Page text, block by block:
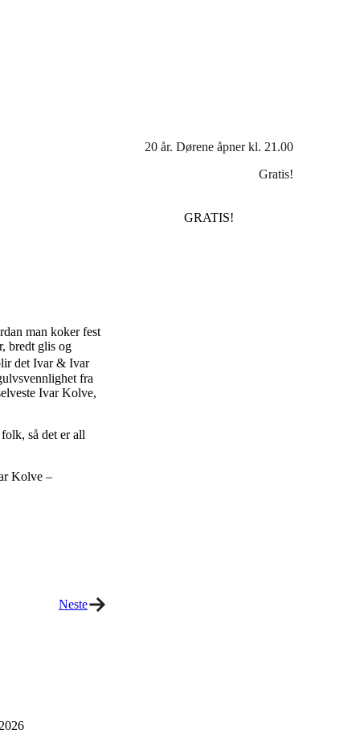
20 år. Dørene åpner kl. 21.00
Gratis!
GRATIS!
man koker fest
bredt glis og
det Ivar & Ivar
fra
Ivar Kolve,
så det er all
Kolve –
Neste